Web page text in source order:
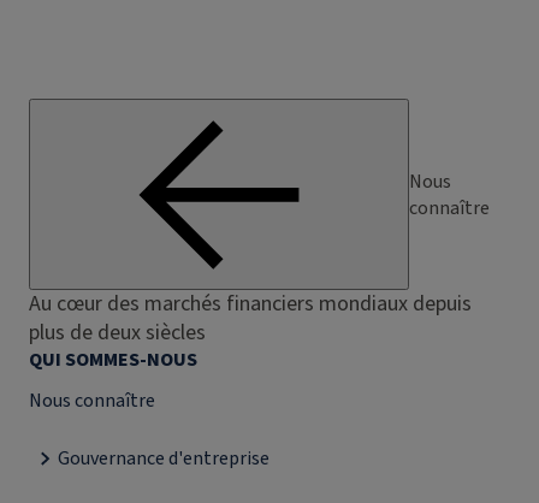
Nous
connaître
Au cœur des marchés financiers mondiaux depuis
plus de deux siècles
QUI SOMMES-NOUS
Nous connaître
Gouvernance d'entreprise